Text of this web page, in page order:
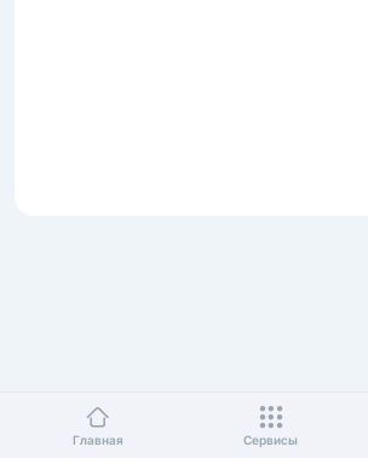
Главная Сервисы